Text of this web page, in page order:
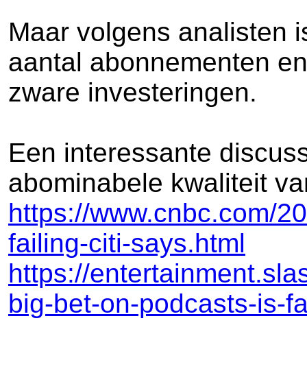
Maar volgens analisten
aantal abonnementen
zware investeringen.
Een interessante
abominabele kwaliteit
https://www.cnbc.com/
failing-citi-says.html
https://
big-bet-on-podcasts-is-